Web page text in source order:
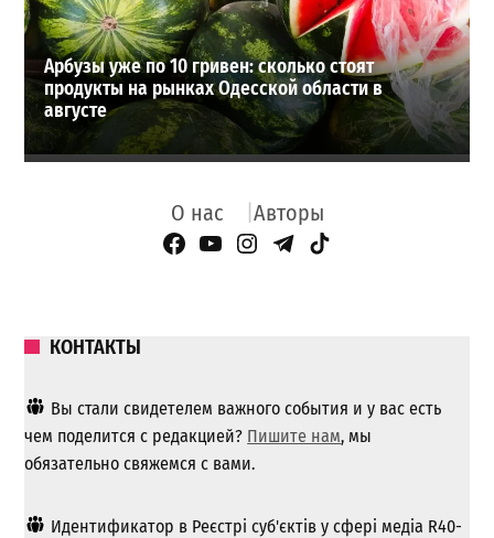
Арбузы уже по 10 гривен: сколько стоят
продукты на рынках Одесской области в
августе
О нас Авторы
Facebook Page
YouTube
Instagram
Telegram
TikTok
КОНТАКТЫ
Вы стали свидетелем важного события и у вас есть
чем поделится с редакцией? Пишите нам, мы
обязательно свяжемся с вами.
Идентификатор в Реєстрі суб'єктів у сфері медіа R40-